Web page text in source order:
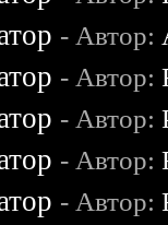
- Автор:
- Автор:
- Автор:
- Автор:
- Автор: